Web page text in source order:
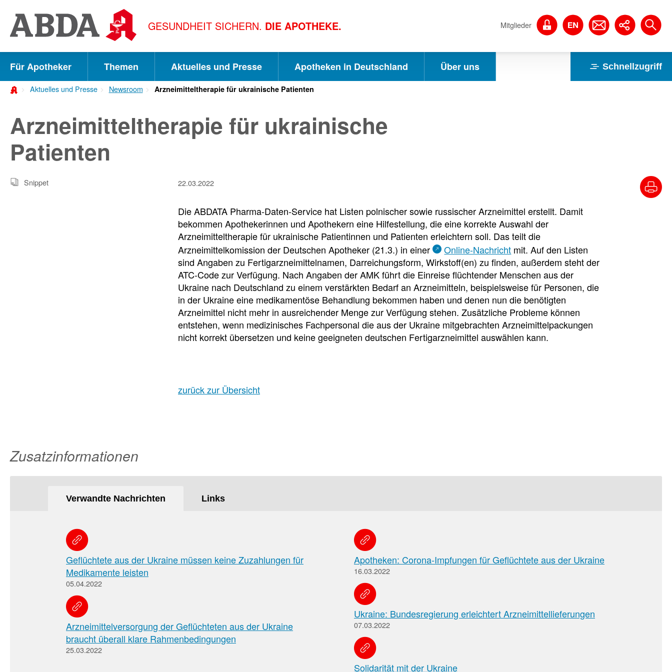
direkt
zu:
zur
Hauptnavigation
zur
zum
Inhalt
Suche
GESUNDHEIT SICHERN. DIE APOTHEKE. Mitglieder
Für Apotheker Themen Aktuelles und Presse Apotheken in Deutschland Über uns Schnellzugriff
Aktuelles und Presse Newsroom Arzneimitteltherapie für ukrainische Patienten
Arzneimitteltherapie für ukrainische
Patienten
Snippet 22.03.2022
Die ABDATA Pharma-Daten-Service hat Listen polnischer sowie russischer Arzneimittel erstellt. Damit
bekommen Apothekerinnen und Apothekern eine Hilfestellung, die eine korrekte Auswahl der
Arzneimitteltherapie für ukrainische Patientinnen und Patienten erleichtern soll. Das teilt die
Arzneimittelkomission der Deutschen Apotheker (21.3.) in einer
Online-Nachricht mit. Auf den Listen
sind Angaben zu Fertigarzneimittelnamen, Darreichungsform, Wirkstoff(en) zu finden, außerdem steht der
ATC-Code zur Verfügung. Nach Angaben der AMK führt die Einreise flüchtender Menschen aus der
Ukraine nach Deutschland zu einem verstärkten Bedarf an Arzneimitteln, beispielsweise für Personen, die
in der Ukraine eine medikamentöse Behandlung bekommen haben und denen nun die benötigten
Arzneimittel nicht mehr in ausreichender Menge zur Verfügung stehen. Zusätzliche Probleme können
entstehen, wenn medizinisches Fachpersonal die aus der Ukraine mitgebrachten Arzneimittelpackungen
nicht korrekt übersetzen und keine geeigneten deutschen Fertigarzneimittel auswählen kann.
zurück zur Übersicht
Zusatzinformationen
Verwandte Nachrichten Links
Geflüchtete aus der Ukraine müssen keine Zuzahlungen für
Medikamente leisten
05.04.2022
Arzneimittelversorgung der Geflüchteten aus der Ukraine
braucht überall klare Rahmenbedingungen
25.03.2022
Apotheken: Corona-Impfungen für Geflüchtete aus der Ukraine
16.03.2022
Ukraine: Bundesregierung erleichtert Arzneimittellieferungen
07.03.2022
Solidarität mit der Ukraine
S
n
e
l
l
z
u
ein
Leitlinien
Leitlinien
und
Arbeitshilfen
der
Bundesapothekerkammer
Berichtsbogen-
Formulare der
Arzneimittelkommission
Meldung
von
unerwünschten
Arzneimittelwirkungen
und
Qualitätsmängeln
S
e
t
e
i
l
S
h
e